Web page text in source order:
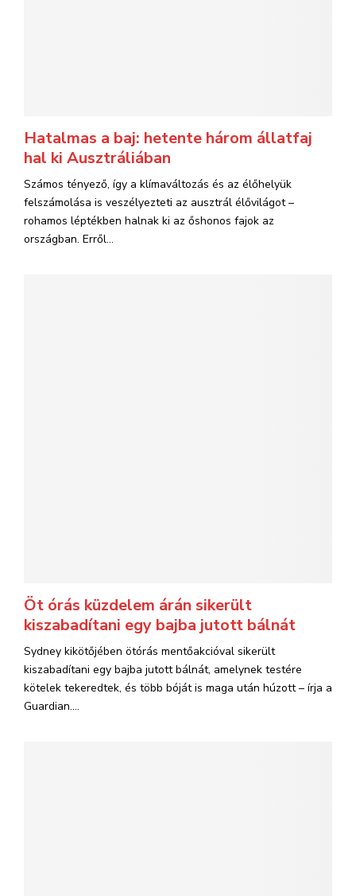
Hatalmas a baj: hetente három állatfaj
hal ki Ausztráliában
Számos tényező, így a klímaváltozás és az élőhelyük
felszámolása is veszélyezteti az ausztrál élővilágot –
rohamos léptékben halnak ki az őshonos fajok az
országban. Erről...
Öt órás küzdelem árán sikerült
kiszabadítani egy bajba jutott bálnát
Sydney kikötőjében ötórás mentőakcióval sikerült
kiszabadítani egy bajba jutott bálnát, amelynek testére
kötelek tekeredtek, és több bóját is maga után húzott – írja a
Guardian....